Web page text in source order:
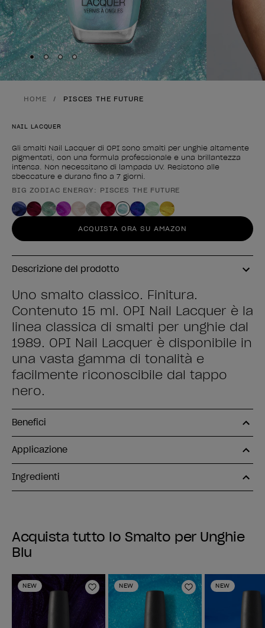
Skip to slide1
Skip to slide2
Skip to slide3
Skip to slide4
HOME PISCES THE FUTURE
NAIL LACQUER
Gli smalti Nail Lacquer di OPI sono smalti per unghie altamente
pigmentati, con una formula professionale e una brillantezza
intensa. Non necessitano di lampada UV. Resistono alle
sbeccature e durano fino a 7 giorni.
Forma del prodotto
BIG ZODIAC ENERGY: PISCES THE FUTURE
ACQUISTA ORA SU AMAZON
Descrizione del prodotto
Uno smalto classico. Finitura.
Contenuto 15 ml. OPI Nail Lacquer è la
linea classica di smalti per unghie dal
1989. OPI Nail Lacquer è disponibile in
una vasta gamma di tonalità e
facilmente riconoscibile dal tappo
nero.
Benefici
Applicazione
Ingredienti
Acquista tutto lo Smalto per Unghie
Blu
NEW
Aggiungi alla lista dei desideri
NEW
Aggiungi alla
NEW